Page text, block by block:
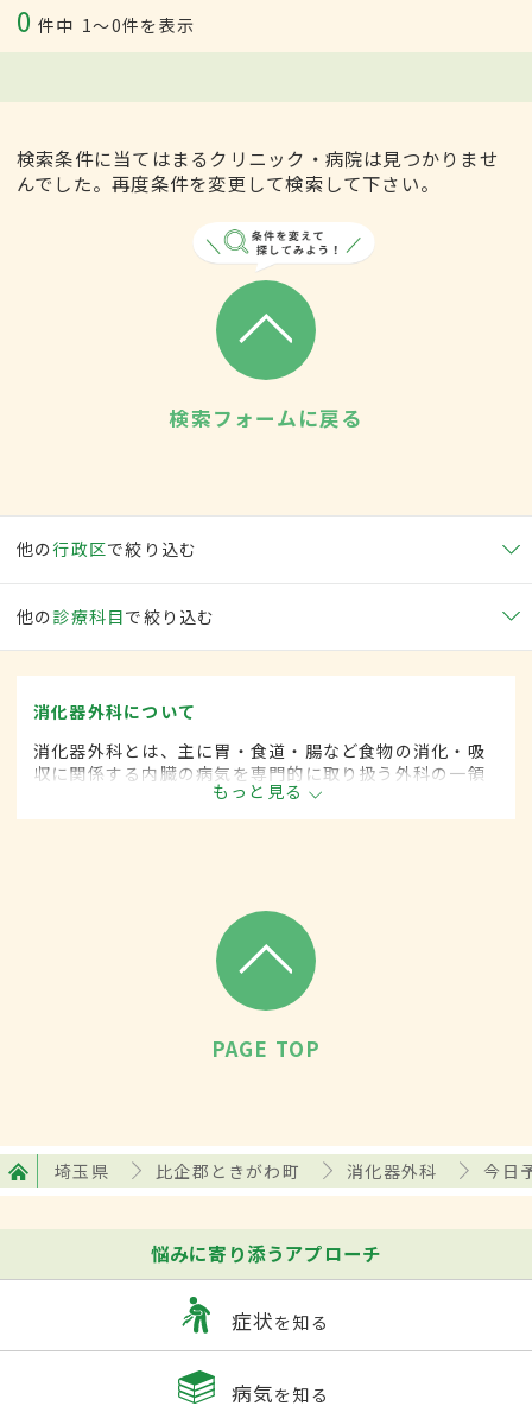
0 件中 1〜0件を表示
検索条件に当てはまるクリニック・病院は見つかりませ
んでした。再度条件を変更して検索して下さい。
検索フォームに戻る
他の行政区で絞り込む
他の 診療科目で絞り込む
消化器外科について
消化器外科とは、主に胃・食道・腸など食物の消化・吸
収に関係する内臓の病気を専門的に取り扱う外科の一領
域です。平成20年4月の制度改正前は、消化器科と呼ば
れていました。
もっと見る
PAGE TOP
埼玉県 比企郡ときがわ町 消化器外科 今日
悩みに寄り添うアプローチ
症状を知る
病気を知る